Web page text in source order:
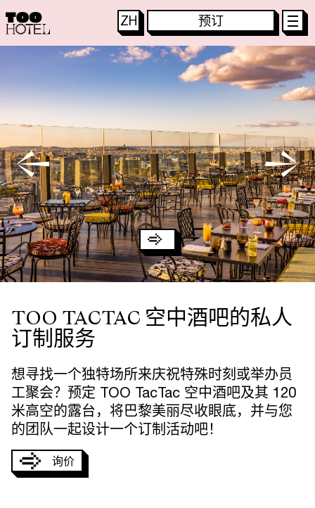
ZH
EN
KO
PT
ES
预订
TOO RESTAURANT 餐厅
TACTAC SKYBAR 酒吧
主页
客房和套房
TOO RESTAURANT
体验
SPA TOO CHI LL 水療 中心
街区
会议与活动
联系我们
BLOG – 博客
TOO TACTAC 空中酒吧的私人
订制服务
想寻找一个独特场所来庆祝特殊时刻或举办员
工聚会？预定 TOO TacTac 空中酒吧及其 120
米高空的露台，将巴黎美丽尽收眼底，并与您
的团队一起设计一个订制活动吧！
询价